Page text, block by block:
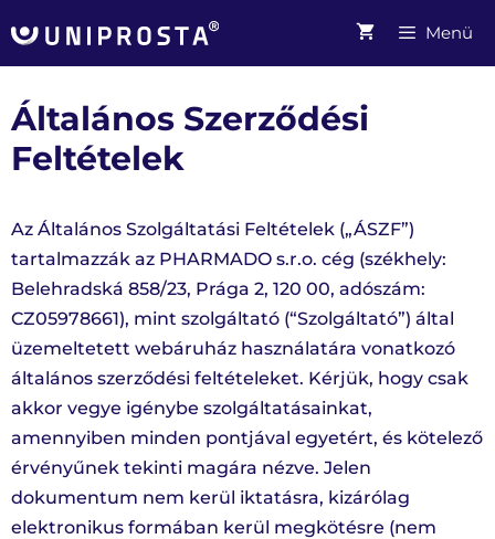
tartalomba
Menü
Általános Szerződési
Feltételek
Az Általános Szolgáltatási Feltételek („ÁSZF”)
tartalmazzák az PHARMADO s.r.o. cég (székhely:
Belehradská 858/23, Prága 2, 120 00, adószám:
CZ05978661), mint szolgáltató (“Szolgáltató”) által
üzemeltetett webáruház használatára vonatkozó
általános szerződési feltételeket. Kérjük, hogy csak
akkor vegye igénybe szolgáltatásainkat,
amennyiben minden pontjával egyetért, és kötelező
érvényűnek tekinti magára nézve. Jelen
dokumentum nem kerül iktatásra, kizárólag
elektronikus formában kerül megkötésre (nem